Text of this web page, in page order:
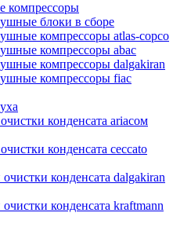
компрессоры
блоки в сборе
компрессоры atlas-copco
компрессоры abac
компрессоры dalgakiran
компрессоры fiac
конденсата ariacом
конденсата ceccato
конденсата dalgakiran
конденсата kraftmann